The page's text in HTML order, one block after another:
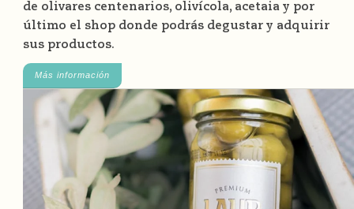
de olivares centenarios, olivícola, acetaia y por
último el shop donde podrás degustar y adquirir
sus productos.
Más información